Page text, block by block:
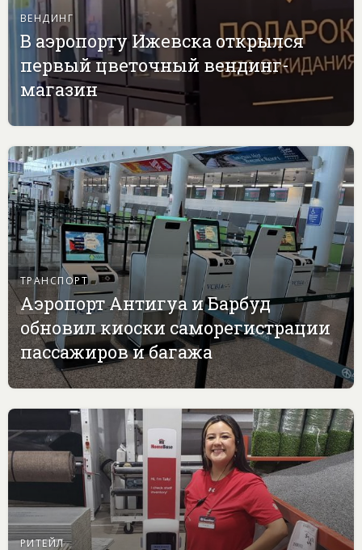
ВЕНДИНГ
В аэропорту Ижевска открылся
первый цветочный вендинг-
магазин
ТРАНСПОРТ
Аэропорт Антигуа и Барбуд
обновил киоски саморегистрации
пассажиров и багажа
РИТЕЙЛ